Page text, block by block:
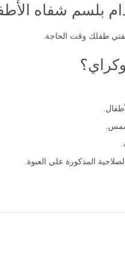
بلسم شفاه الأطفال
طفلك وقت الحاجة.
المذكورة علي العبوة.